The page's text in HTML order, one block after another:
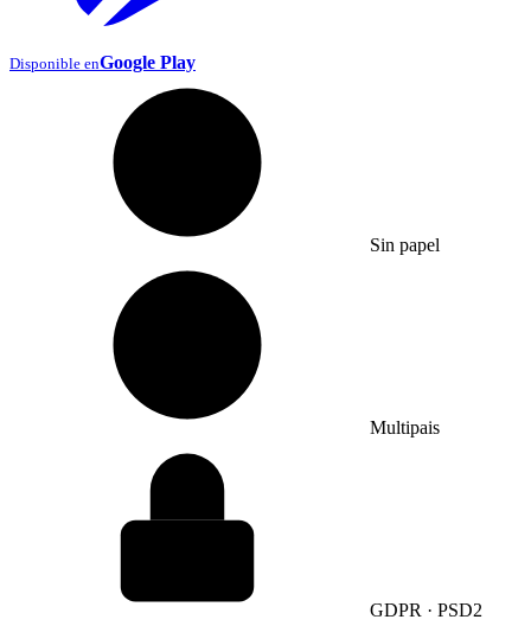
Disponible enGoogle Play
Sin papel
Multipais
GDPR · PSD2